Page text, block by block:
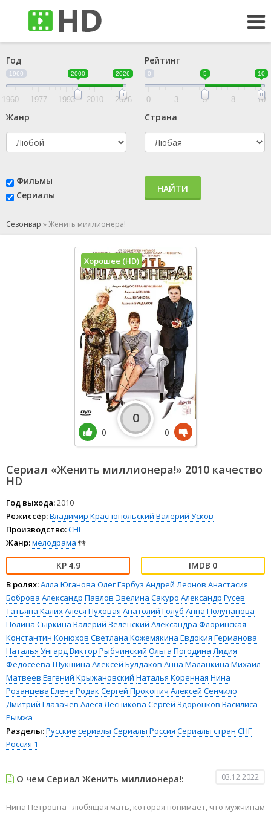
Год
1960 2000 2026
1960 1977 1993 2010 2026
Рейтинг
0 5 10
0 3 5 8 10
Жанр Страна
Фильмы
Сериалы
НАЙТИ
Сезонвар »Женить миллионера!
Сериал «Женить миллионера!» 2010 качество
HD
Год выхода:2010
Режиссёр:Владимир Краснопольский Валерий Усков
Производство:СНГ
Жанр:мелодрама 👫
4.9 0
В ролях:Алла Юганова Олег Гарбуз Андрей Леонов Анастасия
Боброва Александр Павлов Эвелина Сакуро Александр Гусев
Татьяна КалихАлеся Пуховая Анатолий Голуб Анна Полупанова
Полина Сыркина Валерий Зеленский Александра Флоринская
Константин Конюхов Светлана Кожемякина Евдокия Германова
Наталья УнгардВиктор Рыбчинский Ольга Погодина Лидия
Федосеева-Шукшина Алексей Булдаков Анна Маланкина Михаил
Матвеев Евгений Крыжановский Наталья Коренная Нина
Розанцева Елена Родак Сергей Прокопич Алексей Сенчило
Дмитрий Глазачев Алеся Лесникова Сергей Здоронков Василиса
Рымжа
Разделы:Русские сериалы Сериалы Россия Сериалы стран СНГ
Россия 1
Хорошее (HD)
0
0
0
О чем Сериал Женить миллионера!: 03.12.2022
Нина Петровна - любящая мать, которая понимает, что мужчинам